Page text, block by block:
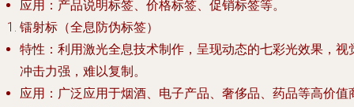
应用 ：产品说明标签、价格标签、促销标签等。
镭射标（全息防伪标签）
特性 ：利用激光全息技术制作，呈现动态的七彩光效果，视
冲击力强，难以复制。
应用 ：广泛应用于烟酒、电子产品、奢侈品、药品等高价值